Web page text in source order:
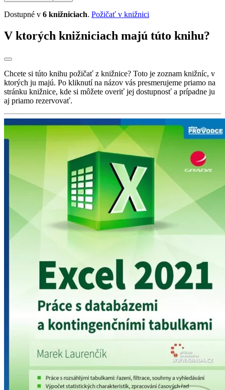
Dostupné v 6 knižniciach. Požičať v knižnici
V ktorých knižniciach majú túto knihu?
Chcete si túto knihu požičať z knižnice? Toto je zoznam knižníc, v
ktorých ju majú. Po kliknutí na názov vás presmerujeme priamo na
stránku knižnice, kde si môžete overiť jej dostupnosť a prípadne ju
aj priamo rezervovať.